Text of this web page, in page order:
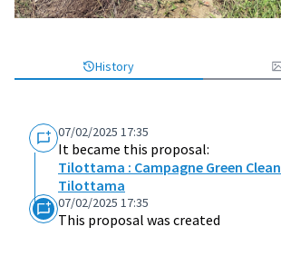
History
07/02/2025 17:35
It became this proposal:
Tilottama : Campagne Green Clean
Tilottama
07/02/2025 17:35
This proposal was created